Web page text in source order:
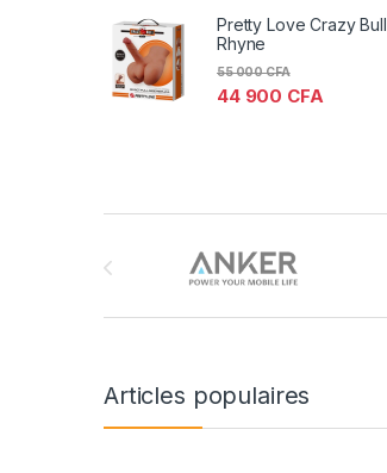
Pretty Love Crazy Bull
Rhyne
44 900 CFA
55 000CFA
Articles populaires